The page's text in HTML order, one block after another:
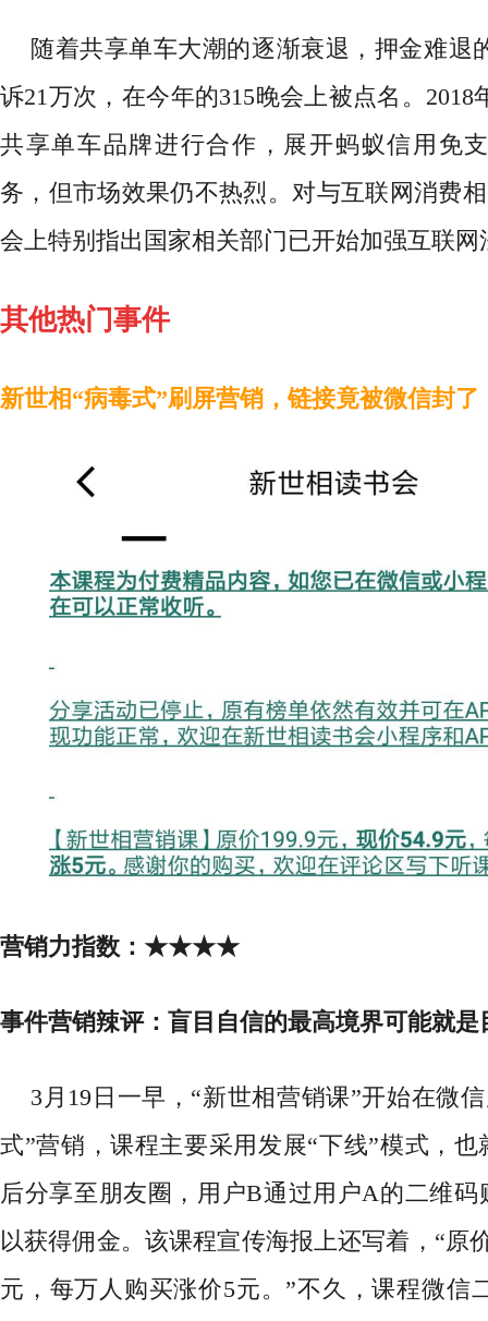
随着共享单车大潮的逐渐衰退，押金难退
诉21万次，在今年的315晚会上被点名。2018
共享单车品牌进行合作，展开蚂蚁信用免
务，但市场效果仍不热烈。对与互联网消费
会上特别指出国家相关部门已开始加强互联网
其他热门事件
新世相“病毒式”刷屏营销，链接竟被微信封了
营销力指数： ★★★★
事件营销辣评： 盲目自信的最高境界可能就是
3月19日一早，“新世相营销课”开始在微
式”营销，课程主要采用发展“下线”模式，
后分享至朋友圈，用户B通过用户A的二维
以获得佣金。该课程宣传海报上还写着，“原
元，每万人购买涨价5元。”不久，课程微信